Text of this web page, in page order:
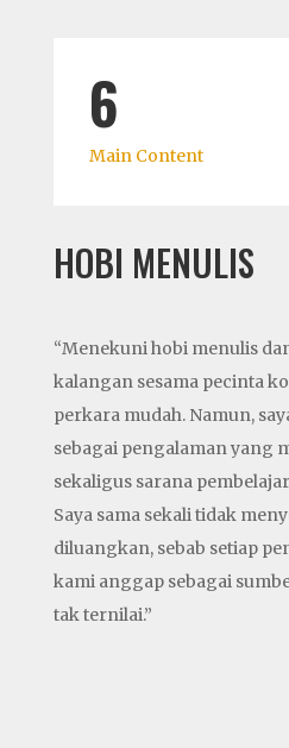
6
Main Content
HOBI MENULIS
“Menekuni hobi menulis
kalangan sesama pecinta
perkara mudah. Namun,
sebagai pengalaman yang
sekaligus sarana
Saya sama sekali tidak
diluangkan, sebab setiap
kami anggap sebagai
tak ternilai.”